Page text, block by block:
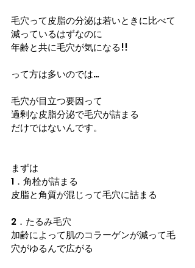
毛穴って皮脂の分泌は若いときに比べて
減っているはずなのに
年齢と共に毛穴が気になる!!
って方は多いのでは…
毛穴が目立つ要因って
過剰な皮脂分泌で毛穴が詰まる
だけではないんです。
まずは
1． 角栓が詰まる
皮脂と角質が混じって毛穴に詰まる
2． たるみ毛穴
加齢によって肌のコラーゲンが減って毛
穴がゆるんで広がる